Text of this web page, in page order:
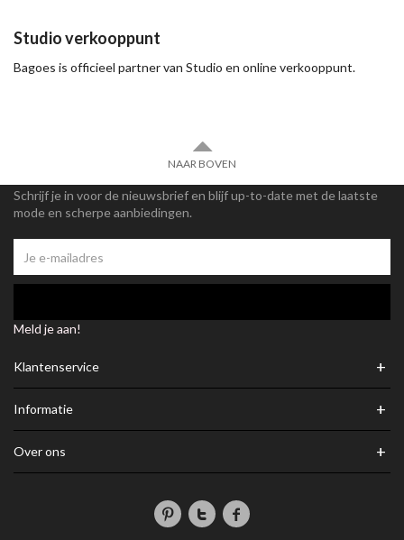
Studio verkooppunt
Bagoes is officieel partner van Studio en online verkooppunt.
NAAR BOVEN
Schrijf je in voor de nieuwsbrief en blijf up-to-date met de laatste
mode en scherpe aanbiedingen.
Meld je aan!
Klantenservice +
Informatie +
Over ons +